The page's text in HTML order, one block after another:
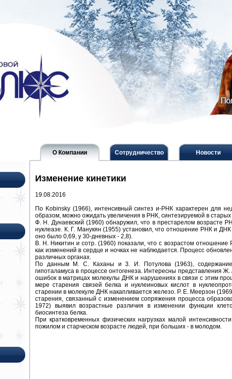
О Компании Сотрудничество Новости
Изменение кинетики
19.08.2016
По Kobinsky (1966), интенсивный синтез и-РНК характерен для
образом, можно ожидать увеличения в РНК, синтезируемой в
Ф. Н. Дунаевский (1960) обнаружил, что в престарелом возрасте
нуклеазе. К. Г. Манукян (1955) установил, что отношение РНК и
оно было 0,69, у 30-дневных - 2,8).
В. Н. Никитин и сотр. (1960) показали, что с возрастом отношение
как изменений в сердце и ночках не наблюдается. Процесс
различных органах.
По данным М. С. Каханы и 3. И. Потулова (1963),
гипоталамуса в процессе онтогенеза. Интересны представления
ошибок в матрицах молекулы ДНК и нарушениях в связи с этим
мере старения связей белка и нуклеиновых кислот в
старении в молекуле ДНК накапливается железо. Р. Е. Меерзон
старения, связанный с изменением сопряжения процесса
1972) выявил возрастные различия в изменении функции
биосинтеза белка.
При кратковременных физических нагрузках малой
пожилом и старческом возрасте людей, при больших - в молодом.